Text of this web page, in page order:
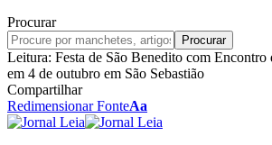
Procurar
Leitura: Festa de São Benedito com Encontro
em 4 de outubro em São Sebastião
Compartilhar
Redimensionar FonteAa